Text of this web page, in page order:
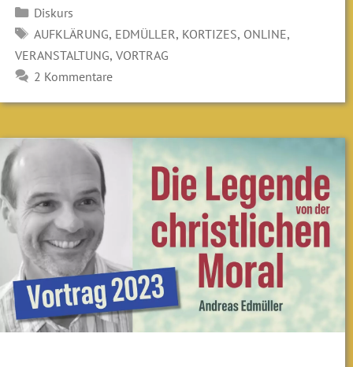
Kategorien
Diskurs
SCHLAGWÖRTER
AUFKLÄRUNG, EDMÜLLER, KORTIZES, ONLINE,
VERANSTALTUNG,VORTRAG
2 Kommentare